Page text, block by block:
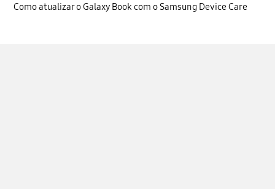
Como atualizar o Galaxy Book com o Samsung Device Care